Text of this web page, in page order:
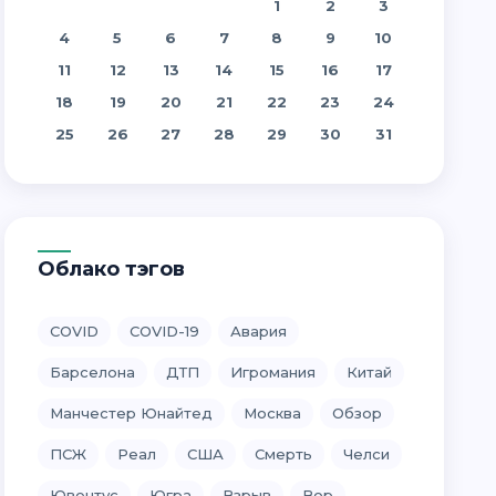
1 2
3
4
5 6 7 8 9
10
11
12 13 14 15 16
17
18
19 20 21 22 23
24
25
26 27 28 29 30 31
Облако тэгов
COVID COVID-19 Авария
Барселона ДТП Игромания Китай
Манчестер Юнайтед Москва Обзор
ПСЖ Реал США Смерть Челси